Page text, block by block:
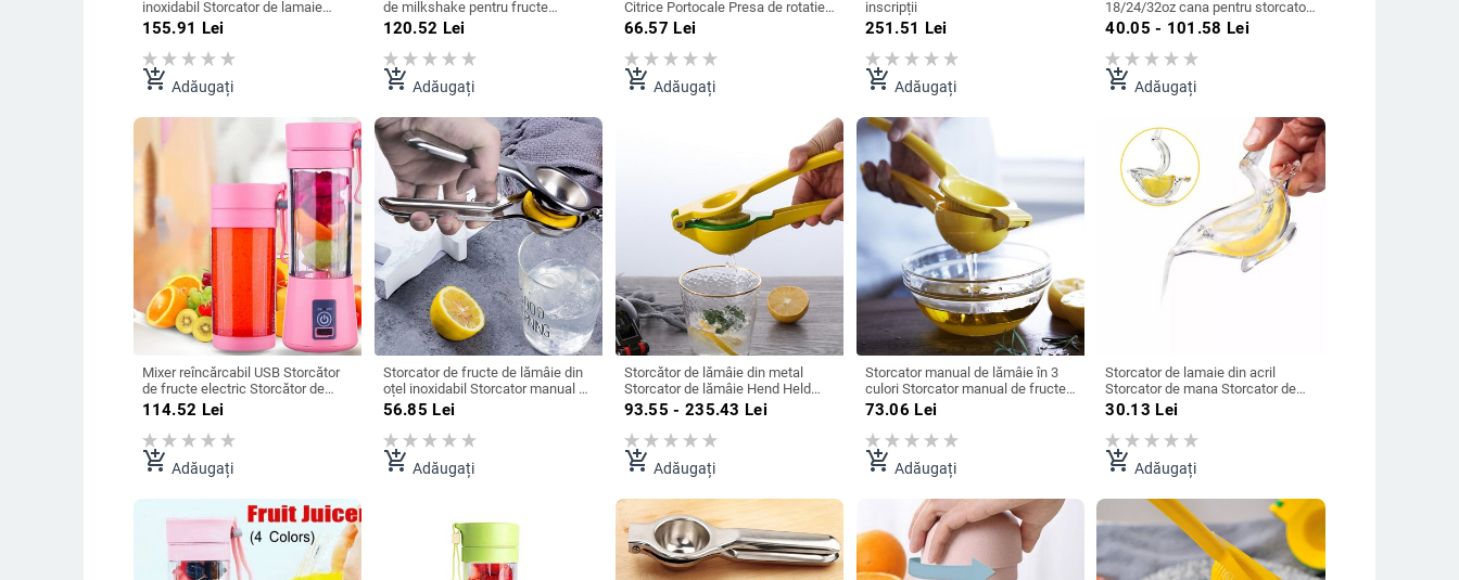
inoxidabil Storcator de lamaie
portocale Storcator manual de
bucatarie Presa de fructe
Instrument de extractie
155.91 Lei
add_shopping_cart Adăugați
de milkshake pentru fructe
Storcatoare Cupa Reincarcabila
USB Multifunctional Storcator
electric mic automat
120.52 Lei
add_shopping_cart Adăugați
Citrice Portocale Presa de rotatie
Capacul Alezoare anti-alunecare
pentru masina de capacitate de
grapefruit de lamaie
66.57 Lei
add_shopping_cart Adăugați
inscripții
251.51 Lei
add_shopping_cart Adăugați
18/24/32oz cana pentru storcator
de 900 w 600 w pentru Nutribullet
900 w 600 w storcator cu glonț
acasă, restaurant, bar, cupa
pentru storcator
40.05 - 101.58 Lei
add_shopping_cart Adăugați
Mixer reîncărcabil USB Storcător
de fructe electric Storcător de
fructe portabil Smoothie Maker
de mâncare portabil Storcator
114.52 Lei
add_shopping_cart Adăugați
Storcator de fructe de lămâie din
oțel inoxidabil Storcator manual de
portocale Mașină de presare
Presare Mini Storcator de lămâie
56.85 Lei
add_shopping_cart Adăugați
Storcător de lămâie din metal
Storcator de lămâie Hend Held
Storcator de lămâie Lămâie
Storcator de citrice Unelte de
bucătărie
93.55 - 235.43 Lei
add_shopping_cart Adăugați
Storcator manual de lămâie în 3
culori Storcator manual de fructe
de portocale Accesorii de
73.06 Lei
add_shopping_cart Adăugați
Storcator de lamaie din acril
Storcator de mana Storcator de
lămâie Lămâie Storcător manual
Storcator de citrice Unelte de
bucătărie
30.13 Lei
add_shopping_cart Adăugați